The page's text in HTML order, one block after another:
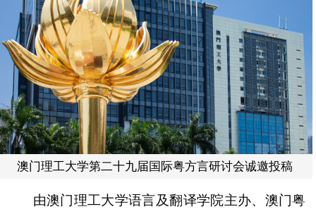
澳门理工大学第二十九届国际粤方言研讨会诚邀投稿
由澳门理工大学语言及翻译学院主办、澳门粤